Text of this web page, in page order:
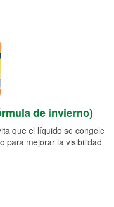
de invierno)
que el líquido se congele
para mejorar la visibilidad